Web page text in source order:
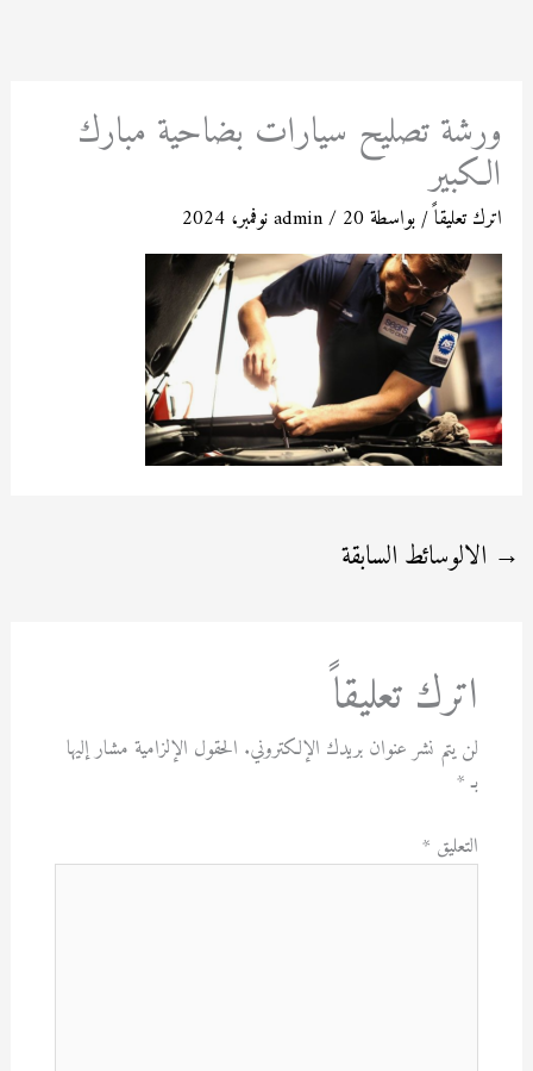
ورشة تصليح سيارات بضاحية مبارك
الكبير
اترك تعليقاً/ بواسطة admin/ 20 نوفمبر، 2024
→ الالوسائط السابقة
اترك تعليقاً
لن يتم نشر عنوان بريدك الإلكتروني. الحقول الإلزامية مشار إليها
بـ*
التعليق *